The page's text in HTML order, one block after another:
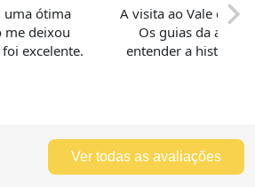
A visita ao Vale dos
Os guias da
entender a história
uma ótima
me deixou
excelente.
Ver todas as avaliações